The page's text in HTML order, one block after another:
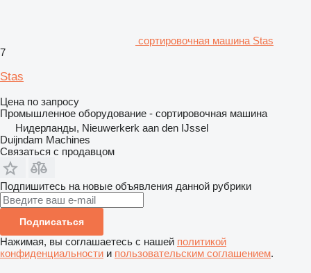
сортировочная машина Stas
7
Stas
Цена по запросу
Промышленное оборудование - сортировочная машина
Нидерланды, Nieuwerkerk aan den IJssel
Duijndam Machines
Связаться с продавцом
Подпишитесь на новые объявления данной рубрики
Подписаться
Нажимая, вы соглашаетесь с нашей политикой
конфиденциальности и пользовательским соглашением.